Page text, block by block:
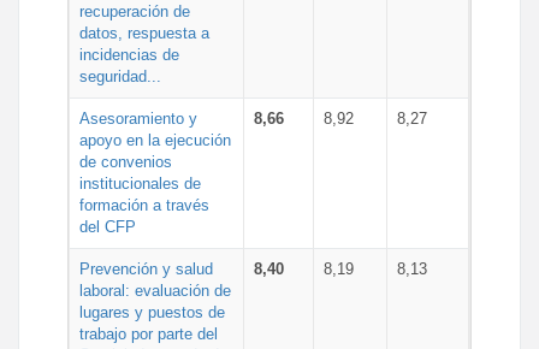
recuperación de
datos, respuesta a
incidencias de
seguridad...
Asesoramiento y
apoyo en la ejecución
de convenios
institucionales de
formación a través
del CFP
8,66 8,92 8,27
Prevención y salud
laboral: evaluación de
lugares y puestos de
trabajo por parte del
8,40 8,19 8,13